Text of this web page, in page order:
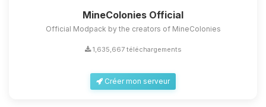
MineColonies Official
Official Modpack by the creators of MineColonies
1,635,667 téléchargements
Créer mon serveur